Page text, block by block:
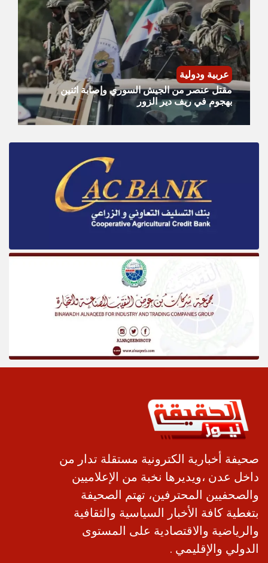
عربية ودولية
مقتل عنصر من الجيش السوري وإصابة اثنين
بهجوم في ريف دير الزور
صحيفة أخبارية الكترونية مستقلة تدار من
داخل عدن ،ويديرها نخبة من الإعلاميين
والصحفيين المحترفين، تهتم الصحيفة
بتغطية كافة الأخبار السياسية والثقافية
والرياضية والاقتصادية على المستوى
الدولي والإقليمي .